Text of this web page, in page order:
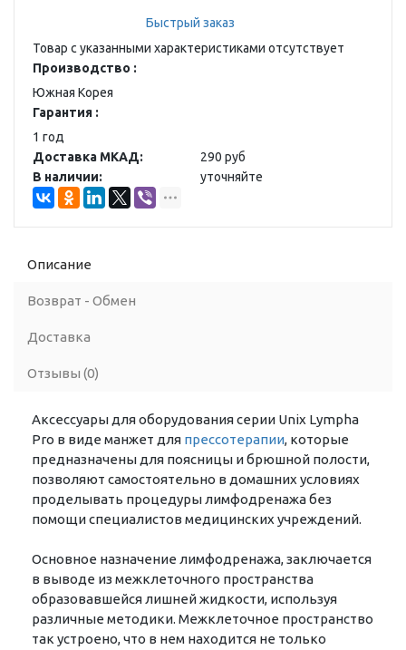
Быстрый заказ
Товар с указанными характеристиками отсутствует
Производство :
Южная Корея
Гарантия :
1 год
Доставка МКАД:
290 руб
В наличии:
уточняйте
Описание
Возврат - Обмен
Доставка
Отзывы (0)
Аксессуары для оборудования серии Unix Lympha
Pro в виде манжет для прессотерапии, которые
предназначены для поясницы и брюшной полости,
позволяют самостоятельно в домашних условиях
проделывать процедуры лимфодренажа без
помощи специалистов медицинских учреждений.
Основное назначение лимфодренажа, заключается
в выводе из межклеточного пространства
образовавшейся лишней жидкости, используя
различные методики. Межклеточное пространство
так устроено, что в нем находится не только